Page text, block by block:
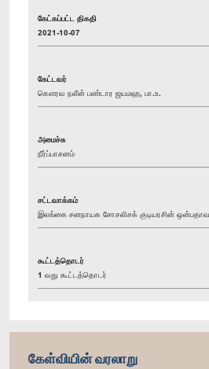
கேட்கப்பட்ட திகதி
2021-10-07
கேட்டவர்
கௌரவ நலீன் பண்டார ஜயமஹ, பா.உ.
அமைச்சு
நீர்ப்பாசனம்
சட்டவாக்கம்
இலங்கை சனநாயக சோசலிசக் குடியரசின்
கூட்டத்தொடர்
1 வது கூட்டத்தொடர்
கேள்வியின் வரலாறு